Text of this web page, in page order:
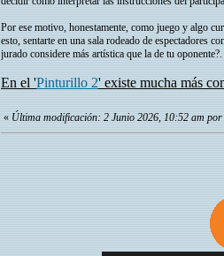
Por ese motivo, honestamente, como juego y algo
esto, sentarte en una sala rodeado de espectadores
jurado considere más artística que la de tu
En el 'Pinturillo 2' existe mucha más
« Última modificación: 2 Junio 2026, 10:52 am